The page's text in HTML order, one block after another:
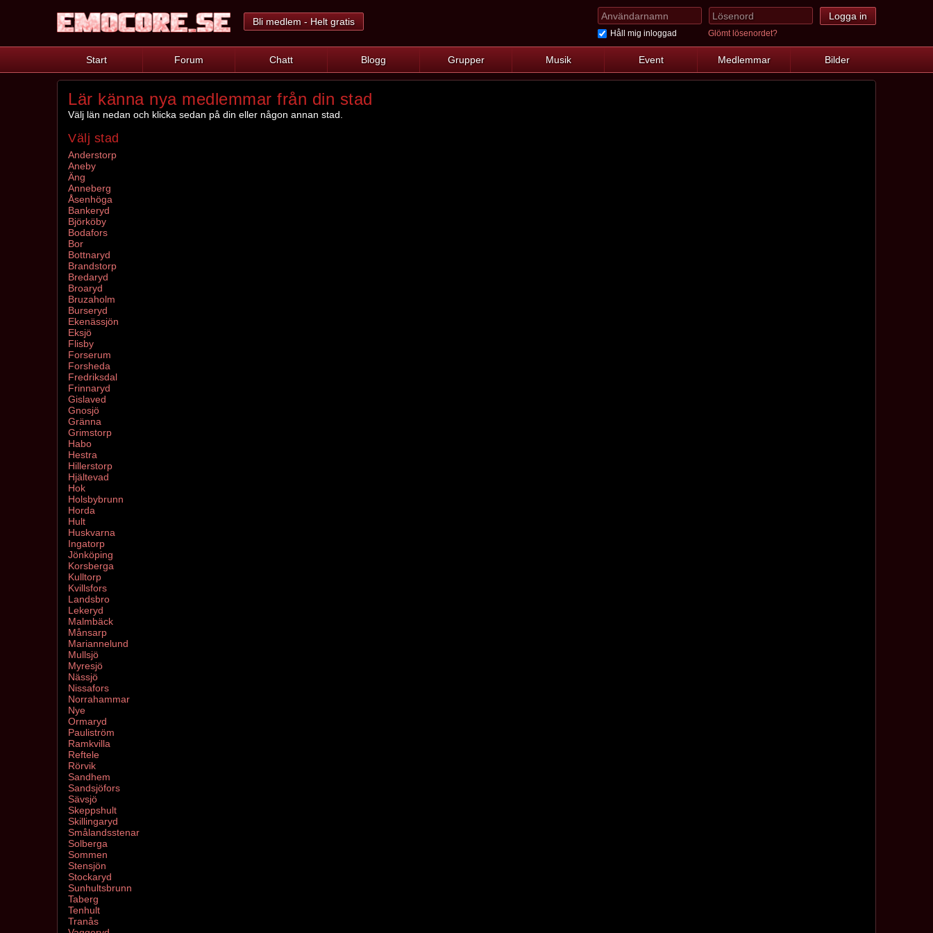
Bli medlem - Helt gratis
Håll mig inloggad Glömt lösenordet?
Start Forum Chatt Blogg Grupper Musik Event Medlemmar Bilder
Lär känna nya medlemmar från din stad
Välj län nedan och klicka sedan på din eller någon annan stad.
Välj stad
Anderstorp
Aneby
Äng
Anneberg
Åsenhöga
Bankeryd
Björköby
Bodafors
Bor
Bottnaryd
Brandstorp
Bredaryd
Broaryd
Bruzaholm
Burseryd
Ekenässjön
Eksjö
Flisby
Forserum
Forsheda
Fredriksdal
Frinnaryd
Gislaved
Gnosjö
Gränna
Grimstorp
Habo
Hestra
Hillerstorp
Hjältevad
Hok
Holsbybrunn
Horda
Hult
Huskvarna
Ingatorp
Jönköping
Korsberga
Kulltorp
Kvillsfors
Landsbro
Lekeryd
Malmbäck
Månsarp
Mariannelund
Mullsjö
Myresjö
Nässjö
Nissafors
Norrahammar
Nye
Ormaryd
Pauliström
Ramkvilla
Reftele
Rörvik
Sandhem
Sandsjöfors
Sävsjö
Skeppshult
Skillingaryd
Smålandsstenar
Solberga
Sommen
Stensjön
Stockaryd
Sunhultsbrunn
Taberg
Tenhult
Tranås